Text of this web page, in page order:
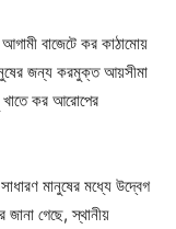
বাজেটে কর কাঠামোয়
জন্য করমুক্ত আয়সীমা
কর আরোপের
মানুষের মধ্যে উদ্বেগ
জানা গেছে, স্থানীয়